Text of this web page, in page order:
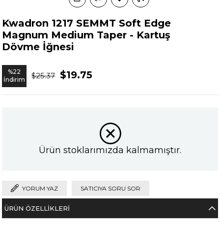
Kwadron 1217 SEMMT Soft Edge
Magnum Medium Taper - Kartuş
Dövme İğnesi
%22
İndirim
$25.37 $19.75
Ürün stoklarımızda kalmamıştır.
YORUM YAZ SATICIYA SORU SOR
ÜRÜN ÖZELLIKLERI